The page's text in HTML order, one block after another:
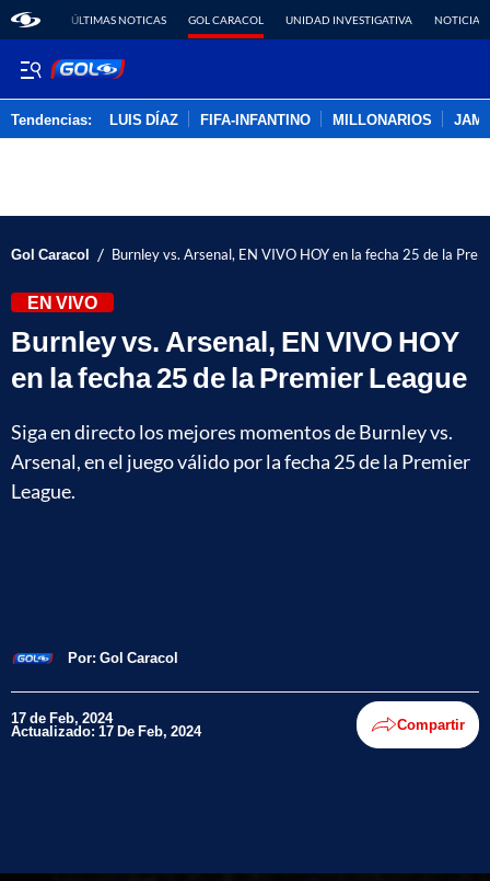
ÚLTIMAS NOTICAS GOL CARACOL UNIDAD INVESTIGATIVA NOTICIAS
Tendencias: LUIS DÍAZ FIFA-INFANTINO MILLONARIOS
Gol Caracol / Burnley vs. Arsenal, EN VIVO HOY en la fecha 25 de la
EN VIVO
Burnley vs. Arsenal, EN VIVO HOY
en la fecha 25 de la Premier League
Siga en directo los mejores momentos de Burnley vs.
Arsenal, en el juego válido por la fecha 25 de la Premier
League.
Por: Gol Caracol
17 de Feb, 2024
Actualizado: 17 De Feb, 2024 Compartir